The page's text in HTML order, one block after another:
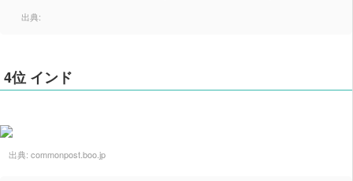
出典:
4位 インド
出典: commonpost.boo.jp